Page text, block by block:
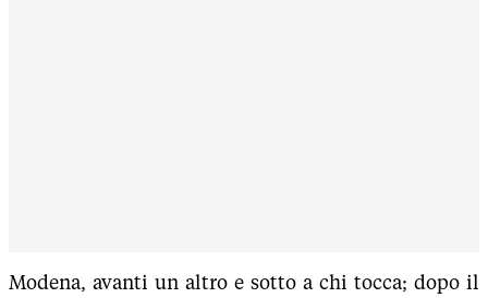
Modena, avanti un altro e sotto a chi tocca; dopo il